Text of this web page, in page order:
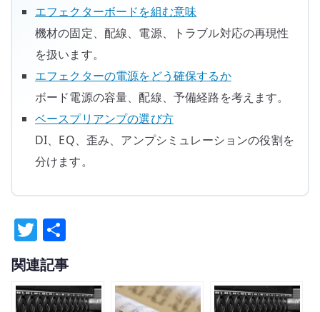
エフェクターボードを組む意味
機材の固定、配線、電源、トラブル対応の再現性
を扱います。
エフェクターの電源をどう確保するか
ボード電源の容量、配線、予備経路を考えます。
ベースプリアンプの選び方
DI、EQ、歪み、アンプシミュレーションの役割を
分けます。
T
w
it
te
有
関連記事